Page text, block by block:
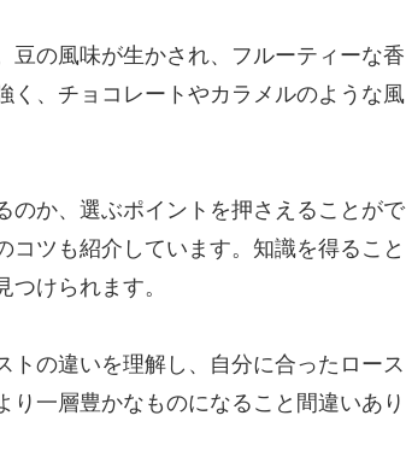
豆の風味が生かされ、フルーティーな香
く、チョコレートやカラメルのような風
のか、選ぶポイントを押さえることがで
ツも紹介しています。知識を得ること
けられます。
の違いを理解し、自分に合ったロース
り一層豊かなものになること間違いあり